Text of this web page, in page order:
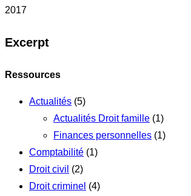
2017
Excerpt
Ressources
Actualités (5)
Actualités Droit famille (1)
Finances personnelles (1)
Comptabilité (1)
Droit civil (2)
Droit criminel (4)